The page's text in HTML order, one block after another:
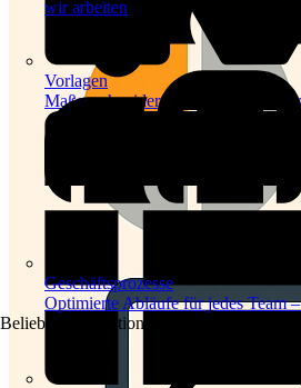
Vorlagen
Maßgeschneiderte Vorlagen
Geschäftsprozesse
Optimierte Abläufe für jedes Team
Beliebte Automationen
wir arbeiten